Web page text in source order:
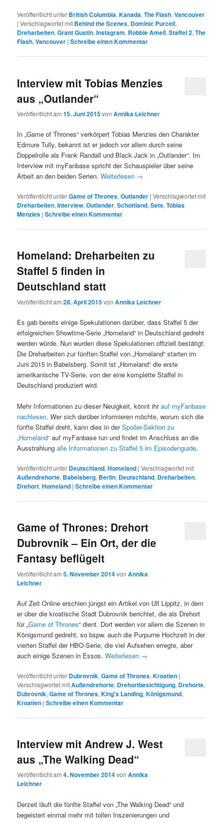
Veröffentlicht unter British Columbia,Kanada,The Flash,Vancouver
|Verschlagwortet mit Behind the Scenes, Dominic Purcell,
Dreharbeiten,Grant Gustin,Instagram, Robbie Amell,Staffel 2,The
Flash,Vancouver |Schreibe einen Kommentar
Interview mit Tobias Menzies
aus „Outlander“
Veröffentlicht am15. Juni 2015vonAnnika Leichner
In „Game of Thrones“ verkörpert Tobias Menzies den Charakter
Edmure Tully, bekannt ist er jedoch vor allem durch seine
Doppelrolle als Frank Randall und Black Jack in „Outlander“. Im
Interview mit myFanbase spricht der Schauspieler über seine
Arbeit an den beiden Serien.Weiterlesen →
Veröffentlicht unterGame of Thrones,Outlander |Verschlagwortet mit
Dreharbeiten,Interview,Outlander,Schottland,Sets,Tobias
Menzies |Schreibe einen Kommentar
Homeland: Dreharbeiten zu
Staffel 5 finden in
Deutschland statt
Veröffentlicht am28. April 2015vonAnnika Leichner
Es gab bereits einige Spekulationen darüber, dass Staffel 5 der
erfolgreichen Showtime-Serie „Homeland“ in Deutschland gedreht
werden würde. Nun wurden diese Spekulationen offiziell bestätigt:
Die Dreharbeiten zur fünften Staffel von „Homeland“ starten im
Juni 2015 in Babelsberg. Somit ist „Homeland“ die erste
amerikanische TV-Serie, von der eine komplette Staffel in
Deutschland produziert wird.
Mehr Informationen zu dieser Neuigkeit, könnt ihrauf myFanbase
nachlesen. Wer sich darüber informieren möchte, worum sich die
fünfte Staffel dreht, kann dies in derSpoiler-Sektion zu
„Homeland“ auf myFanbase tun und findet im Anschluss an die
Ausstrahlungalle Informationen zu Staffel 5 im Episodenguide.
Veröffentlicht unter Deutschland,Homeland |Verschlagwortet mit
Außendrehorte, Babelsberg, Berlin, Deutschland, Dreharbeiten,
Drehort,Homeland |Schreibe einen Kommentar
Game of Thrones: Drehort
Dubrovnik – Ein Ort, der die
Fantasy beflügelt
Veröffentlicht am5. November 2014vonAnnika
Leichner
Auf Zeit Online erschien jüngst ein Artikel von Ulf Lippitz, in dem
er über die kroatische Stadt Dubrovnik berichtet, die als Drehort
für „Game of Thrones“ dient. Dort werden vor allem die Szenen in
Königsmund gedreht, so bspw. auch die Purpurne Hochzeit in der
vierten Staffel der HBO-Serie, die viel Aufsehen erregte, aber
auch einige Szenen in Essos.Weiterlesen →
Veröffentlicht unter Dubrovnik,Game of Thrones,Kroatien |
Verschlagwortet mitAußendrehorte, Drehortbesichtigung, Drehorte,
Dubrovnik,Game of Thrones,King's Landing,Königsmund,
Kroatien |Schreibe einen Kommentar
Interview mit Andrew J. West
aus „The Walking Dead“
Veröffentlicht am4. November 2014vonAnnika
Leichner
Derzeit läuft die fünfte Staffel von „The Walking Dead“ und
begeistert einmal mehr mit tollen Inszenierungen und